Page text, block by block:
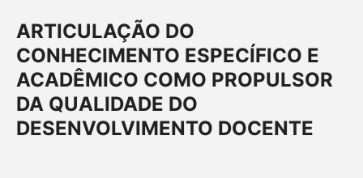
ARTICULAÇÃO DO
CONHECIMENTO ESPECÍFICO E
ACADÊMICO COMO PROPULSOR
DA QUALIDADE DO
DESENVOLVIMENTO DOCENTE